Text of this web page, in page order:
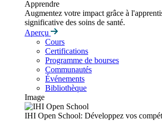
Apprendre
Augmentez votre impact grâce à
significative des soins de santé.
Aperçu
Cours
Certifications
Programme de bourses
Communautés
Événements
Bibliothèque
Image
IHI Open School: Développez vos